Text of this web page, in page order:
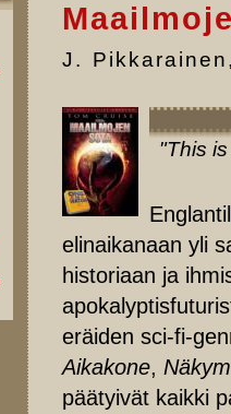
J. Pikkarainen
"This
elinaikanaan yli
historiaan ja
eräiden sci-fi-
Aikakone,
päätyivät kaikki